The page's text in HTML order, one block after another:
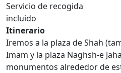
Servicio de recogida
incluido
Itinerario
Iremos a la plaza de Shah
Imam y la plaza Naghsh-e
monumentos alrededor de